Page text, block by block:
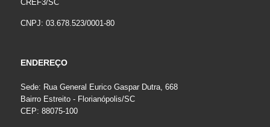
CREF3/SC
CNPJ: 03.678.523/0001-80
ENDEREÇO
Sede: Rua General Eurico Gaspar Dutra, 668
Bairro Estreito - Florianópolis/SC
CEP: 88075-100